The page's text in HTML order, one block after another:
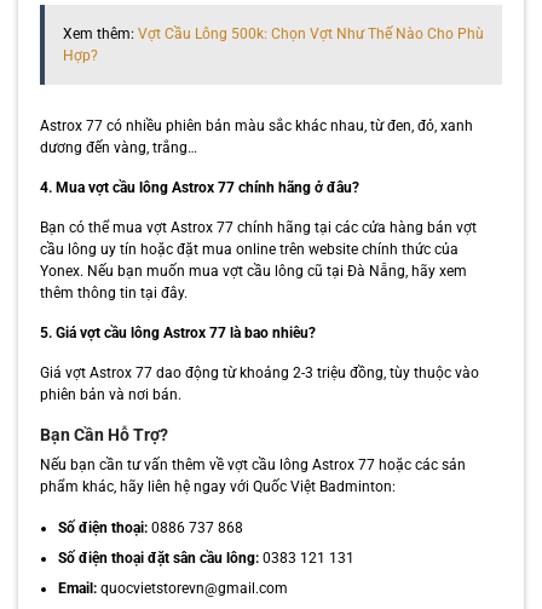
Xem thêm: Vợt Cầu Lông 500k: Chọn Vợt Như Thế Nào Cho Phù
Hợp?
Astrox 77 có nhiều phiên bản màu sắc khác nhau, từ đen, đỏ, xanh
dương đến vàng, trắng…
4. Mua vợt cầu lông Astrox 77 chính hãng ở đâu?
Bạn có thể mua vợt Astrox 77 chính hãng tại các cửa hàng bán vợt
cầu lông uy tín hoặc đặt mua online trên website chính thức của
Yonex. Nếu bạn muốn mua vợt cầu lông cũ tại Đà Nẵng, hãy xem
thêm thông tin tại đây.
5. Giá vợt cầu lông Astrox 77 là bao nhiêu?
Giá vợt Astrox 77 dao động từ khoảng 2-3 triệu đồng, tùy thuộc vào
phiên bản và nơi bán.
Bạn Cần Hỗ Trợ?
Nếu bạn cần tư vấn thêm về vợt cầu lông Astrox 77 hoặc các sản
phẩm khác, hãy liên hệ ngay với Quốc Việt Badminton:
Số điện thoại:0886 737 868
Số điện thoại đặt sân cầu lông:0383 121 131
Email:quocvietstorevn@gmail.com